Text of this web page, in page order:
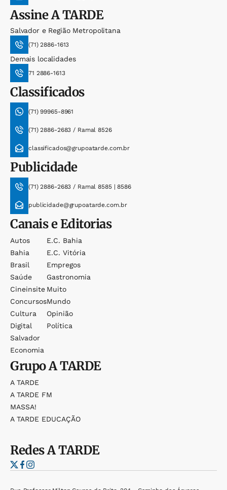
AssineA TARDE
Salvador e Região Metropolitana
(71) 2886-1613
Demais localidades
71 2886-1613
Classificados
(71) 99965-8961
(71) 2886-2683 / Ramal 8526
classificados@grupoatarde.com.br
Publicidade
(71) 2886-2683 / Ramal 8585 | 8586
publicidade@grupoatarde.com.br
Canais e Editorias
Autos
Bahia
Brasil
Saúde
Cineinsite
Concursos
Cultura
Digital
Salvador
Economia
E.c. Bahia
E.c. Vitória
Empregos
Gastronomia
Muito
Mundo
Opinião
Política
GrupoA TARDE
A TARDE
A TARDE FM
MASSA!
A TARDE EDUCAÇÃO
RedesA TARDE